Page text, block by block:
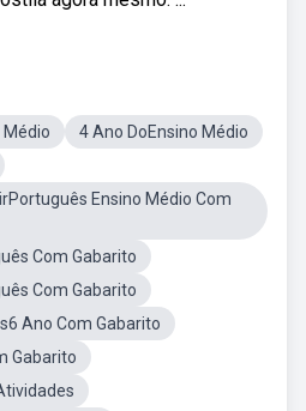
4 Ano DoEnsino Médio
Ensino Médio Com
Com Gabarito
Com Gabarito
Ano Com Gabarito
Gabarito